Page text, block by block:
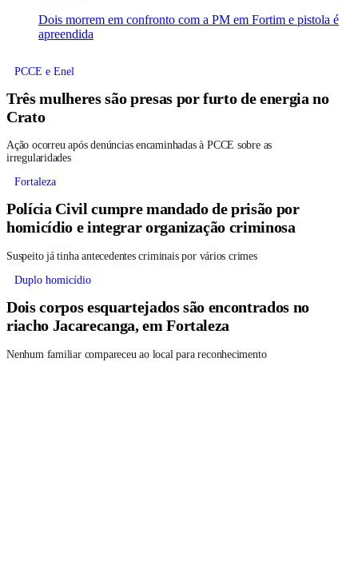
Dois morrem em confronto com a PM em Fortim e pistola é
apreendida
PCCE e Enel
Três mulheres são presas por furto de energia no
Crato
Ação ocorreu após denúncias encaminhadas à PCCE sobre as
irregularidades
Fortaleza
Polícia Civil cumpre mandado de prisão por
homicídio e integrar organização criminosa
Suspeito já tinha antecedentes criminais por vários crimes
Duplo homicídio
Dois corpos esquartejados são encontrados no
riacho Jacarecanga, em Fortaleza
Nenhum familiar compareceu ao local para reconhecimento